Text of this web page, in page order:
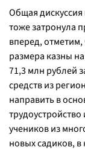
Общая дискуссия
тоже затронула
вперед,
размера казны
71,3 млн рублей
средств из
направить в
учеников из
новых садиков,